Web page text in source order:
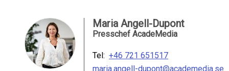
Maria Angell-Dupont
Presschef AcadeMedia
Tel: +46 721 651517
maria.angell-dupont@academedia.se